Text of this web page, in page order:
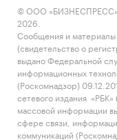
динамикой) в
текущей
региона с
• Насколько
потенциал
регионами со
долей расходов
регионами?
© ООО
2026.
Сообщения и материалы
(свидетельство о
выдано Федеральной
информационных
(Роскомнадзор)
сетевого издания
массовой информации
сфере связи,
коммуникаций